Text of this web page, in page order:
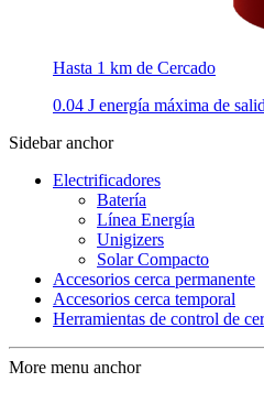
Hasta 1 km de Cercado
0.04 J energía máxima de
Sidebar anchor
Electrificadores
Batería
Línea Energía
Unigizers
Solar Compacto
Accesorios cerca permanente
Accesorios cerca temporal
Herramientas de control de
More menu anchor